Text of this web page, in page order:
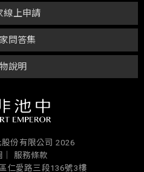
說明
問答集
線上申請
份有限公司 2026
服務條款
仁愛路三段136號3樓